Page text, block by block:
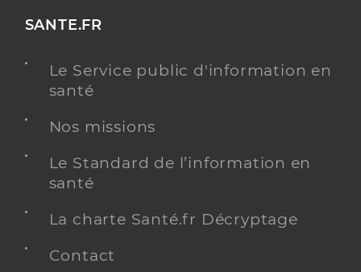
SANTE.FR
Le Service public d'information en
santé
Nos missions
Le Standard de l’information en
santé
La charte Santé.fr Décryptage
Contact